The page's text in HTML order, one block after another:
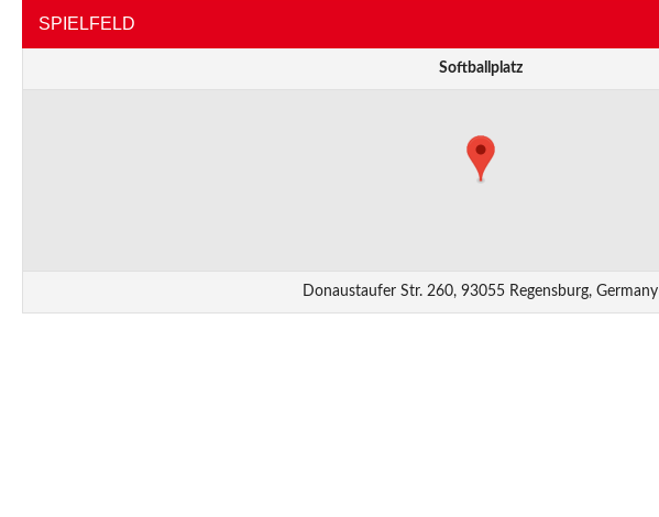
SPIELFELD
Softballplatz
Donaustaufer Str. 260, 93055 Regensburg, Germany